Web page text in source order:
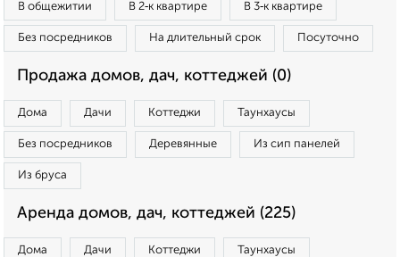
В общежитии В 2‑к квартире В 3‑к квартире
Без посредников На длительный срок Посуточно
Продажа домов, дач, коттеджей (0)
Дома Дачи Коттеджи Таунхаусы
Без посредников Деревянные Из сип панелей
Из бруса
Аренда домов, дач, коттеджей (225)
Дома Дачи Коттеджи Таунхаусы